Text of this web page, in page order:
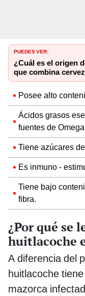
PUEDES VER:
¿Cuál es el origen
que combina
Posee alto
Ácidos grasos
fuentes de
Tiene azúcares
Es inmuno -
Tiene bajo
fibra.
¿Por qué se
huitlacoche
A diferencia del
huitlacoche
mazorca